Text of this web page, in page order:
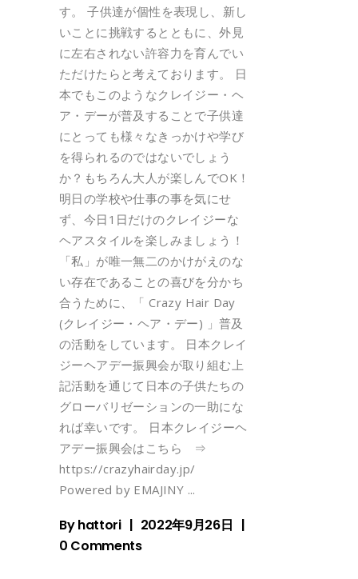
す。 子供達が個性を表現し、新し
いことに挑戦するとともに、外見
に左右されない許容力を育んでい
ただけたらと考えております。 日
本でもこのようなクレイジー・ヘ
ア・デーが普及することで子供達
にとっても様々なきっかけや学び
を得られるのではないでしょう
か？もちろん大人が楽しんでOK！
明日の学校や仕事の事を気にせ
ず、今日1日だけのクレイジーな
ヘアスタイルを楽しみましょう！
「私」が唯一無二のかけがえのな
い存在であることの喜びを分かち
合うために、「 Crazy Hair Day
(クレイジー・ヘア・デー) 」普及
の活動をしています。 日本クレイ
ジーヘアデー振興会が取り組む上
記活動を通じて日本の子供たちの
グローバリゼーションの一助にな
れば幸いです。 日本クレイジーヘ
アデー振興会はこちら ⇒
https://crazyhairday.jp/
Powered by EMAJINY
Byhattori
2022年9月26日
0 Comments